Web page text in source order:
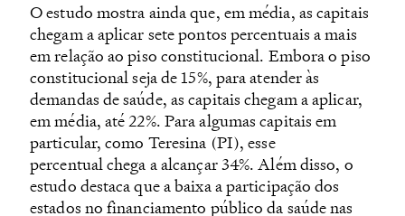
O estudo mostra ainda que, em média, as capitais
chegam a aplicar sete pontos percentuais a mais
em relação ao piso constitucional. Embora o piso
constitucional seja de 15%, para atender às
demandas de saúde, as capitais chegam a aplicar,
em média, até 22%. Para algumas capitais em
particular, como Teresina (PI), esse
percentual chega a alcançar 34%. Além disso, o
estudo destaca que a baixa a participação dos
estados no financiamento público da saúde nas